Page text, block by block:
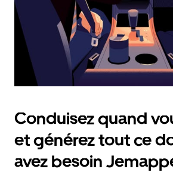
pour
fermer
le
calendrier.
Conduisez quand
et générez tout ce
avez besoin